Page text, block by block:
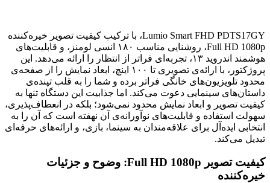
Lumio Smart FHD PDTS17GY، با ترکیب کیفیت تصویر خیره‌کننده
Full HD 1080p، روشنایی مناسب ۱۸۰ انسی لومنز، و قابلیت‌های
هوشمند اندروید ۱۳، تجربه‌ای فراتر از انتظار را ارائه می‌دهد. این
پروژکتور، با ارائه‌ی تصویری تا ۱۰۰ اینچ، ابعاد نمایش را از صفحه‌ی
محدود تلویزیون‌های خانگی فراتر برده و شما را به قلب تپنده‌ی
داستان‌های سینمایی دعوت می‌کند. اما جذابیت این دستگاه تنها به
کیفیت تصویر و ابعاد نمایش محدود نمی‌شود؛ بلکه در انعطاف‌پذیری،
سهولت استفاده و قابلیت‌های نوآورانه‌ی آن نهفته است که آن را به
انتخابی ایده‌آل برای علاقه‌مندان به سینما، بازی، و ارائه‌های حرفه‌ای
تبدیل می‌کند.
کیفیت تصویر Full HD 1080p: وضوح و جزئیات
خیره‌کننده